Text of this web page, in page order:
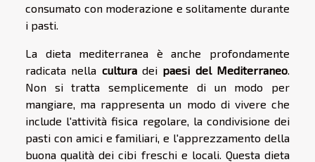
consumato con moderazione e solitamente durante
i pasti.
La dieta mediterranea è anche profondamente
radicata nella culturadei paesi del Mediterraneo
Non si tratta semplicemente di un modo per
mangiare, ma rappresenta un modo di vivere che
include l'attività fisica regolare, la condivisione dei
pasti con amici e familiari, e l'apprezzamento della
buona qualità dei cibi freschi e locali. Questa dieta